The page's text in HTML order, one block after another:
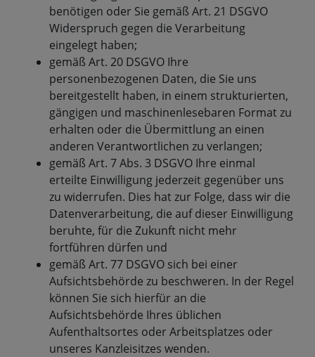
benötigen oder Sie gemäß Art. 21 DSGVO
Widerspruch gegen die Verarbeitung
eingelegt haben;
gemäß Art. 20 DSGVO Ihre
personenbezogenen Daten, die Sie uns
bereitgestellt haben, in einem strukturierten,
gängigen und maschinenlesebaren Format zu
erhalten oder die Übermittlung an einen
anderen Verantwortlichen zu verlangen;
gemäß Art. 7 Abs. 3 DSGVO Ihre einmal
erteilte Einwilligung jederzeit gegenüber uns
zu widerrufen. Dies hat zur Folge, dass wir die
Datenverarbeitung, die auf dieser Einwilligung
beruhte, für die Zukunft nicht mehr
fortführen dürfen und
gemäß Art. 77 DSGVO sich bei einer
Aufsichtsbehörde zu beschweren. In der Regel
können Sie sich hierfür an die
Aufsichtsbehörde Ihres üblichen
Aufenthaltsortes oder Arbeitsplatzes oder
unseres Kanzleisitzes wenden.